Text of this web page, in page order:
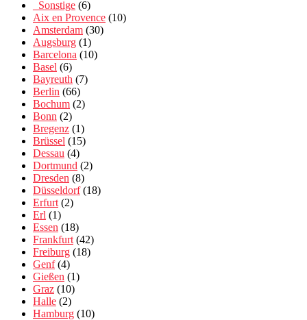
_Sonstige (6)
Aix en Provence (10)
Amsterdam (30)
Augsburg (1)
Barcelona (10)
Basel (6)
Bayreuth (7)
Berlin (66)
Bochum (2)
Bonn (2)
Bregenz (1)
Brüssel (15)
Dessau (4)
Dortmund (2)
Dresden (8)
Düsseldorf(18)
Erfurt (2)
Erl (1)
Essen (18)
Frankfurt (42)
Freiburg (18)
Genf(4)
Gießen (1)
Graz (10)
Halle (2)
Hamburg (10)